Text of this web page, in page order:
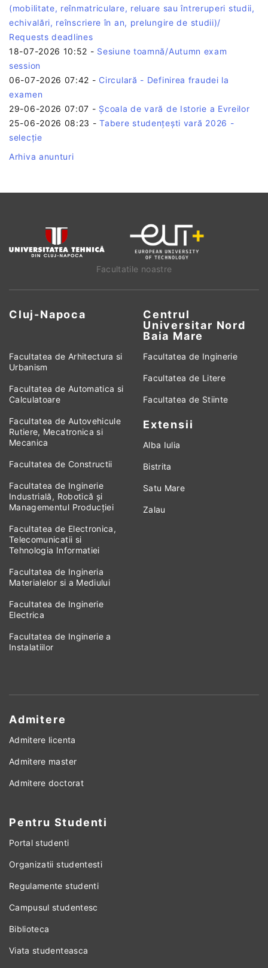
(mobilitate, reînmatriculare, reluare sau întreruperi studii,
echivalări, reînscriere în an, prelungire de studii)/
Requests deadlines
18-07-2026 10:52 - Sesiune toamnă/Autumn exam
session
06-07-2026 07:42 - Circulară - Definirea fraudei la
examen
29-06-2026 07:07 - Școala de vară de Istorie a Evreilor
25-06-2026 08:23 -Tabere studențești vară 2026 -
selecție
Arhiva anunturi
Facultatile noastre
Cluj-Napoca
Centrul
Universitar Nord
Baia Mare
Facultatea de Arhitectura si
Urbanism
Facultatea de Automatica si
Calculatoare
Facultatea de Autovehicule
Rutiere, Mecatronica si
Mecanica
Facultatea de Constructii
Facultatea de Inginerie
Industrială, Robotică și
Managementul Producției
Facultatea de Electronica,
Telecomunicatii si
Tehnologia Informatiei
Facultatea de Ingineria
Materialelor si a Mediului
Facultatea de Inginerie
Electrica
Facultatea de Inginerie a
Instalatiilor
Facultatea de Inginerie
Facultatea de Litere
Facultatea de Stiinte
Extensii
Alba Iulia
Bistrita
Satu Mare
Zalau
Admitere
Admitere licenta
Admitere master
Admitere doctorat
Pentru Studenti
Portal studenti
Organizatii studentesti
Regulamente studenti
Campusul studentesc
Biblioteca
Viata studenteasca